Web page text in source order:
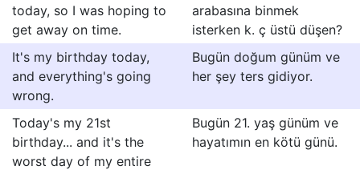
today, so I was hoping to
get away on time.
arabasına binmek
isterken k. ç üstü düşen?
It's my birthday today,
and everything's going
wrong.
Bugün doğum günüm ve
her şey ters gidiyor.
Today's my 21st
birthday... and it's the
worst day of my entire
Bugün 21. yaş günüm ve
hayatımın en kötü günü.